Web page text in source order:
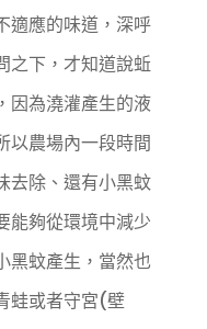
適應的味道，深呼
之下，才知道說蚯
因為澆灌產生的液
以農場內一段時間
去除、還有小黑蚊
能夠從環境中減少
黑蚊產生，當然也
蛙或者守宮(壁